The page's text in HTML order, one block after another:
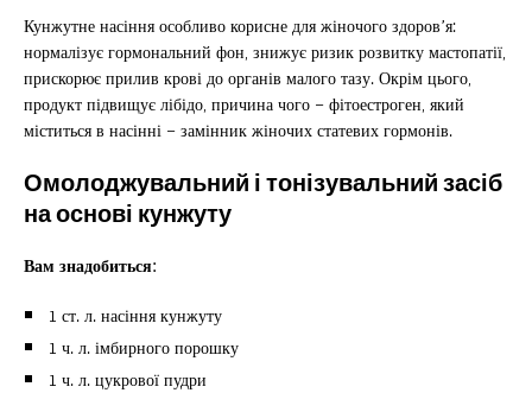
Кунжутне насіння особливо корисне для жіночого здоров’я:
нормалізує гормональний фон, знижує ризик розвитку мастопатії,
прискорює прилив крові до органів малого тазу. Окрім цього,
продукт підвищує лібідо, причина чого – фітоестроген, який
міститься в насінні – замінник жіночих статевих гормонів.
Омолоджувальний і тонізувальний засіб
на основі кунжуту
Вам знадобиться:
1 ст. л. насіння кунжуту
1 ч. л. імбирного порошку
1 ч. л. цукрової пудри